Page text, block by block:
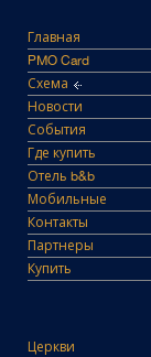
Главная
PMO Card
Схема
Новости
События
Где купить
Отель b&b
Мобильные
Контакты
Партнеры
Купить
Церкви